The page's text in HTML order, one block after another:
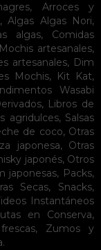
, Arroces y
, Algas Algas Nori,
algas, Comidas
Mochis artesanales,
artesanales, Dim
Mochis, Kit Kat,
Wasabi
, Libros de
agridulces, Salsas
de coco, Otras
japonesa, Otras
japonés, Otros
japonesas, Packs,
Secas, Snacks,
Instantáneos
en Conserva,
, Zumos y
.